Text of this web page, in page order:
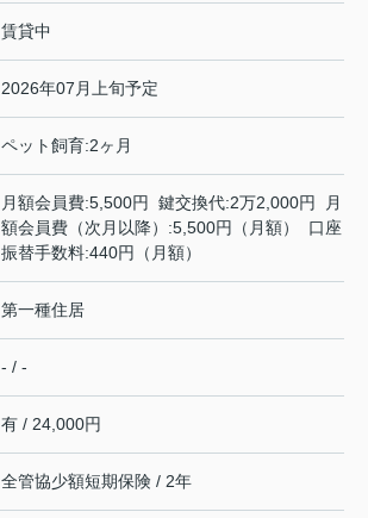
賃貸中
2026年07月上旬予定
ペット飼育:2ヶ月
月額会員費:5,500円 鍵交換代:2万2,000円 月
額会員費（次月以降）:5,500円（月額） 口座
振替手数料:440円（月額）
第一種住居
- / -
有 / 24,000円
全管協少額短期保険 / 2年